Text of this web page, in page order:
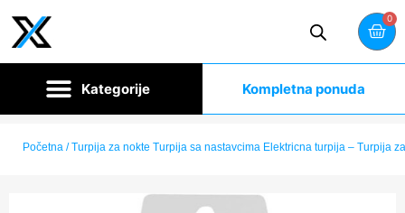
0
Kompletna ponuda
Početna / Turpija za nokte Turpija sa nastavcima Elektricna turpija – Turpija